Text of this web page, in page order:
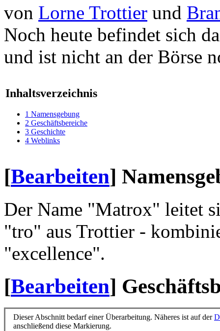
von Lorne Trottier und
Noch heute befindet sich
und ist nicht an der Börse
Inhaltsverzeichnis
1 Namensgebung
2 Geschäftsbereiche
3 Geschichte
4 Weblinks
[Bearbeiten]
Der Name "Matrox" leitet
"tro" aus Trottier -
"excellence".
[Bearbeiten]
Dieser Abschnitt bedarf einer Überarbeitung. Näheres ist auf der
anschließend diese Markierung.